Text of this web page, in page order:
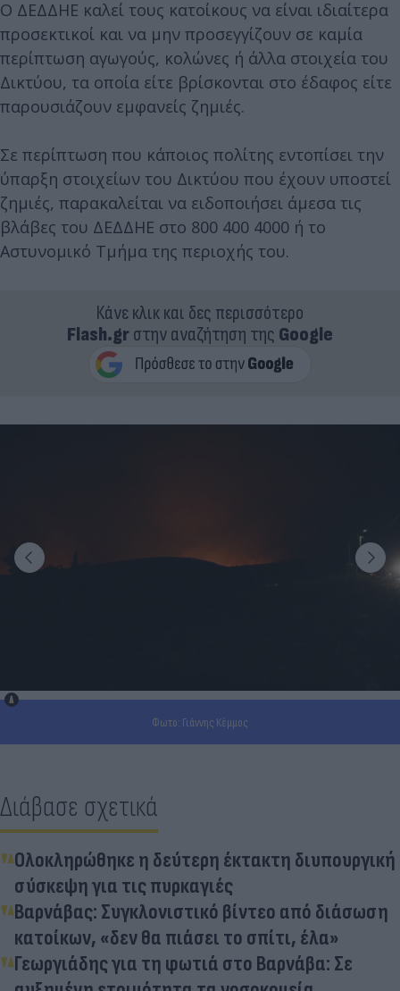
Ο ΔΕΔΔΗΕ καλεί τους κατοίκους να είναι ιδιαίτερα
προσεκτικοί και να μην προσεγγίζουν σε καμία
περίπτωση αγωγούς, κολώνες ή άλλα στοιχεία του
Δικτύου, τα οποία είτε βρίσκονται στο έδαφος είτε
παρουσιάζουν εμφανείς ζημιές.
Σε περίπτωση που κάποιος πολίτης εντοπίσει την
ύπαρξη στοιχείων του Δικτύου που έχουν υποστεί
ζημιές, παρακαλείται να ειδοποιήσει άμεσα τις
βλάβες του ΔΕΔΔΗΕ στο 800 400 4000 ή το
Αστυνομικό Τμήμα της περιοχής του.
Κάνε κλικ και δες περισσότερο
Flash.grστην αναζήτηση της Google
Φωτο: Γιάννης Κέμμος
Διάβασε σχετικά
Ολοκληρώθηκε η δεύτερη έκτακτη διυπουργική
σύσκεψη για τις πυρκαγιές
Βαρνάβας: Συγκλονιστικό βίντεο από διάσωση
κατοίκων, «δεν θα πιάσει το σπίτι, έλα»
Γεωργιάδης για τη φωτιά στο Βαρνάβα: Σε